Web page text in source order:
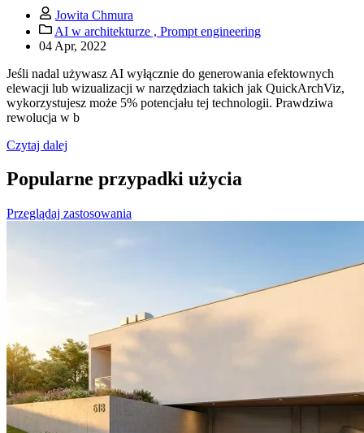
Jowita Chmura
AI w architekturze , Prompt engineering
04 Apr, 2022
Jeśli nadal używasz AI wyłącznie do generowania efektownych
elewacji lub wizualizacji w narzędziach takich jak QuickArchViz,
wykorzystujesz może 5% potencjału tej technologii. Prawdziwa
rewolucja w b
Czytaj dalej
Popularne przypadki użycia
Przeglądaj zastosowania